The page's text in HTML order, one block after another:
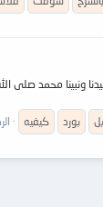
محمد صلى
بورد كيفيه